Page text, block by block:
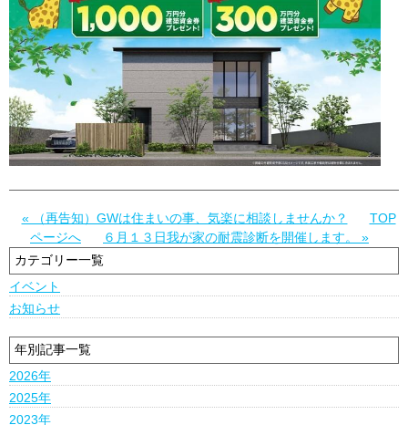
« （再告知）GWは住まいの事、気楽に相談しませんか？
TOP
ページへ
６月１３日我が家の耐震診断を開催します。 »
カテゴリー一覧
イベント
お知らせ
年別記事一覧
2026年
2025年
2023年